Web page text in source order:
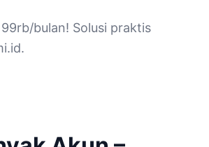
bulan! Solusi praktis